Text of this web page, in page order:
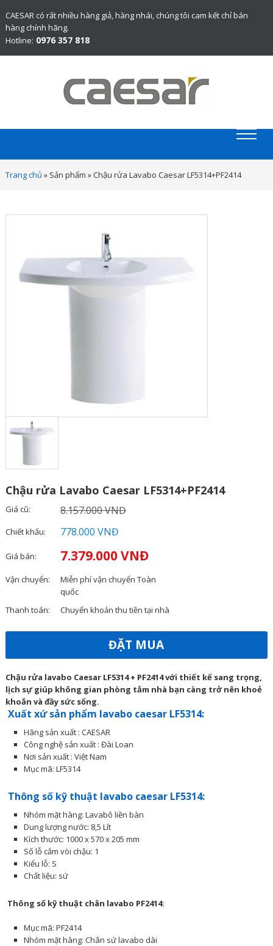
CAESAR có rất nhiều hàng giả, hàng nhái, chúng tôi cam kết chỉ bán
hàng chính hãng.
Hotline: 0976 357 818
Trang chủ » Sản phẩm »Chậu rửa Lavabo Caesar LF5314+PF2414
Chậu rửa Lavabo Caesar LF5314+PF2414
Giá cũ: 8.157.000 VNĐ
Chiết khấu: 778.000 VNĐ
Giá bán: 7.379.000 VNĐ
Vận chuyển:
Miễn phí vận chuyển Toàn
quốc
Thanh toán:
Chuyển khoản thu tiền tại nhà
ĐẶT MUA
Chậu rửa lavabo Caesar LF5314 + PF2414 với thiết kế sang trọng,
lịch sự giúp không gian phòng tắm nhà bạn càng trở nên khoẻ
khoắn và đầy sức sống.
Xuất xứ sản phẩm lavabo caesar LF5314:
Hãng sản xuất : CAESAR
Công nghệ sản xuất : Đài Loan
Nơi sản xuất : Việt Nam
Mục mã: LF5314
Thông số kỹ thuật lavabo caesar LF5314:
Nhóm mặt hàng: Lavabô liền bàn
Dung lượng nước: 8,5 Lít
Kích thước: 1000 x 570 x 205 mm
Số lỗ cắm vòi chậu: 1
Kiểu lỗ: S
Chất liệu: sứ
Thông số kỹ thuật chân lavabo PF2414:
Mục mã: PF2414
Nhóm mặt hàng: Chân sứ lavabo dài